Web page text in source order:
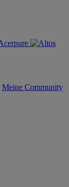
Meine Community